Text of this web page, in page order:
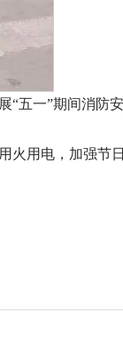
“五一”期间消防
火用电，加强节